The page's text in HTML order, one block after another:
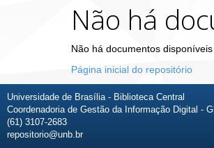
Não há
Não há documentos
Página inicial do repositório
Universidade de Brasília - Biblioteca Central
Coordenadoria de Gestão da Informação Digital -
(61) 3107-2683
repositorio@unb.br